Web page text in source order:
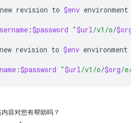
new revision to $env environment
:$password "$url/v1/o/$org
new revision to $env environment
:$password "$url/v1/o/$org/e/
内容对您有帮助吗？